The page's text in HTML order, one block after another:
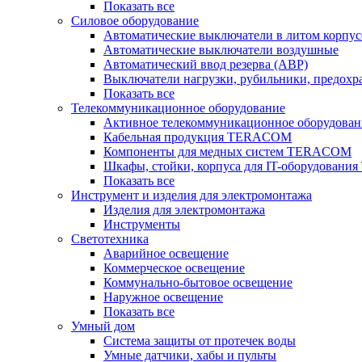
Показать все
Силовое оборудование
Автоматические выключатели в литом
Автоматические выключатели воздушные
Автоматический ввод резерва (АВР)
Выключатели нагрузки, рубильники,
Показать все
Телекоммуникационное оборудование
Активное телекоммуникационное
Кабельная продукция TERACOM
Компоненты для медных систем TERACOM
Шкафы, стойки, корпуса для IT-
Показать все
Инструмент и изделия для электромонтажа
Изделия для электромонтажа
Инструменты
Светотехника
Аварийное освещение
Коммерческое освещение
Коммунально-бытовое освещение
Наружное освещение
Показать все
Умный дом
Система защиты от протечек воды
Умные датчики, хабы и пульты